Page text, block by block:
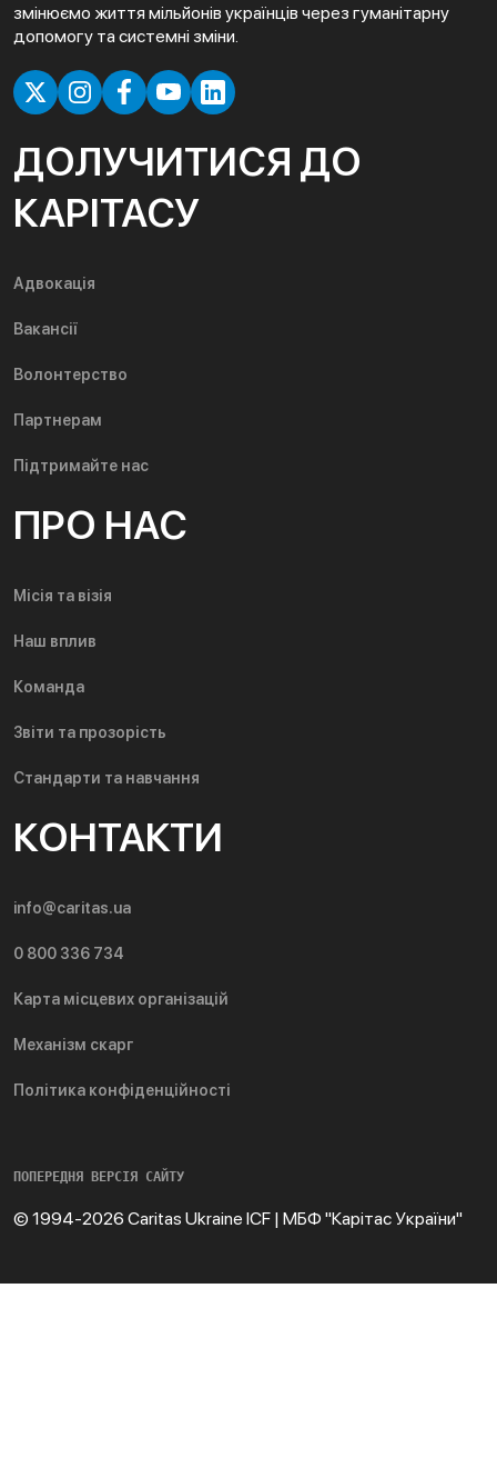
змінюємо життя мільйонів українців через гуманітарну
допомогу та системні зміни.
ДОЛУЧИТИСЯ ДО
КАРІТАСУ
Адвокація
Вакансії
Волонтерство
Партнерам
Підтримайте нас
ПРО НАС
Місія та візія
Наш вплив
Команда
Звіти та прозорість
Стандарти та навчання
КОНТАКТИ
info@caritas.ua
0 800 336 734
Карта місцевих організацій
Механізм скарг
Політика конфіденційності
ПОПЕРЕДНЯ ВЕРСІЯ САЙТУ
© 1994-2026 Caritas Ukraine ICF | МБФ "Карітас України"